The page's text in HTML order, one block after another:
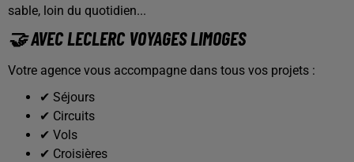
sable, loin du quotidien...
🤝 AVEC LECLERC VOYAGES LIMOGES
Votre agence vous accompagne dans tous vos projets :
✔ Séjours
✔ Circuits
✔ Vols
✔ Croisières